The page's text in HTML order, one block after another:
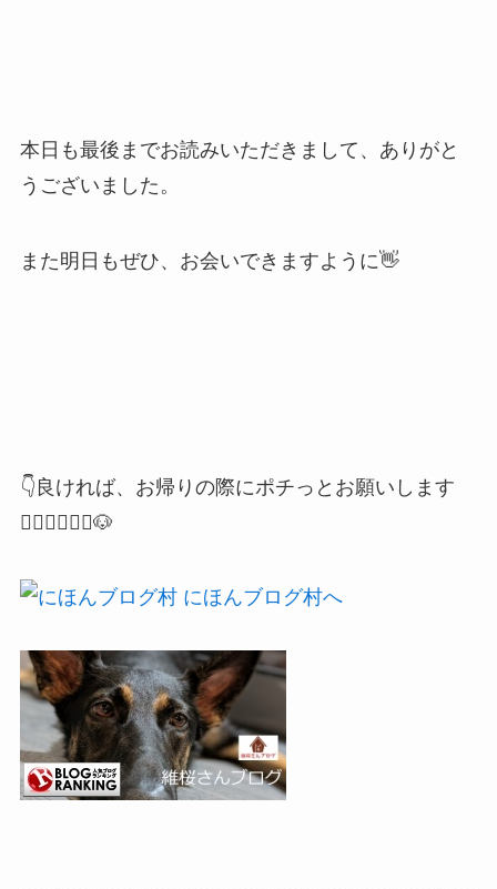
本日も最後までお読みいただきまして、ありがと
うございました。
また明日もぜひ、お会いできますように👋
👇良ければ、お帰りの際にポチっとお願いします
🙇🏻‍♂️🙇🏻‍♀️🐶